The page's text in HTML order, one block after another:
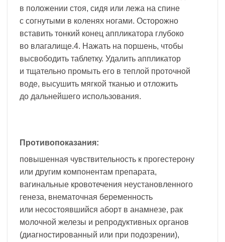
в положении стоя, сидя или лежа на спине
с согнутыми в коленях ногами. Осторожно
вставить тонкий конец аппликатора глубоко
во влагалище.4. Нажать на поршень, чтобы
высвободить таблетку. Удалить аппликатор
и тщательно промыть его в теплой проточной
воде, высушить мягкой тканью и отложить
до дальнейшего использования.
Противопоказания:
повышенная чувствительность к прогестерону
или другим компонентам препарата,
вагинальные кровотечения неустановленного
генеза, внематочная беременность
или несостоявшийся аборт в анамнезе, рак
молочной железы и репродуктивных органов
(диагностированный или при подозрении),